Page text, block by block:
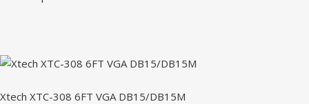
Xtech XTC-308 6FT VGA DB15/DB15M